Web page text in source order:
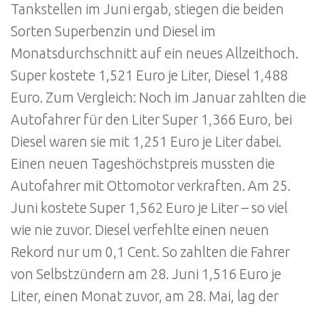
Tankstellen im Juni ergab, stiegen die beiden
Sorten Superbenzin und Diesel im
Monatsdurchschnitt auf ein neues Allzeithoch.
Super kostete 1,521 Euro je Liter, Diesel 1,488
Euro. Zum Vergleich: Noch im Januar zahlten die
Autofahrer für den Liter Super 1,366 Euro, bei
Diesel waren sie mit 1,251 Euro je Liter dabei.
Einen neuen Tageshöchstpreis mussten die
Autofahrer mit Ottomotor verkraften. Am 25.
Juni kostete Super 1,562 Euro je Liter – so viel
wie nie zuvor. Diesel verfehlte einen neuen
Rekord nur um 0,1 Cent. So zahlten die Fahrer
von Selbstzündern am 28. Juni 1,516 Euro je
Liter, einen Monat zuvor, am 28. Mai, lag der